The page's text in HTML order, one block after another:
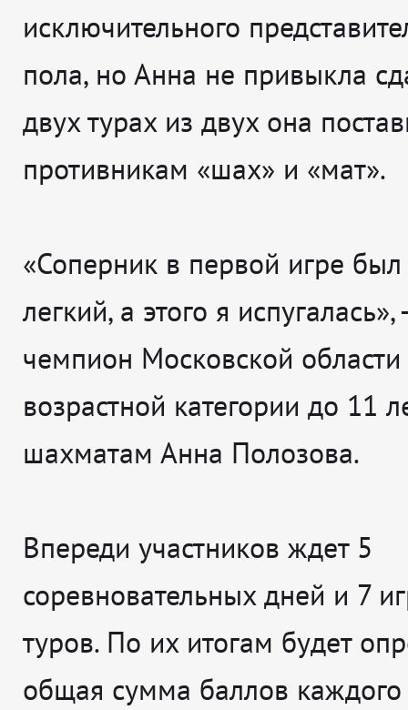
исключительного
пола, но Анна не привыкла
двух турах из двух она
противникам «шах» и «мат».
«Соперник в первой игре
легкий, а этого я испугалась»,
чемпион Московской
возрастной категории до 11
шахматам Анна Полозова.
Впереди участников ждет 5
соревновательных дней и 7
туров. По их итогам будет
общая сумма баллов каждого